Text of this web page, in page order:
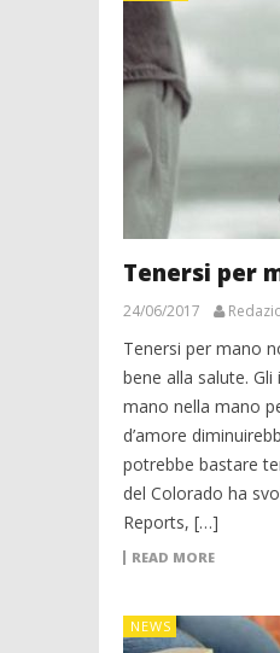
Tenersi per
24/06/2017
Tenersi per mano
bene alla salute.
mano nella mano
d’amore
potrebbe bastare
del Colorado ha
Reports, […]
READ MORE
NEWS